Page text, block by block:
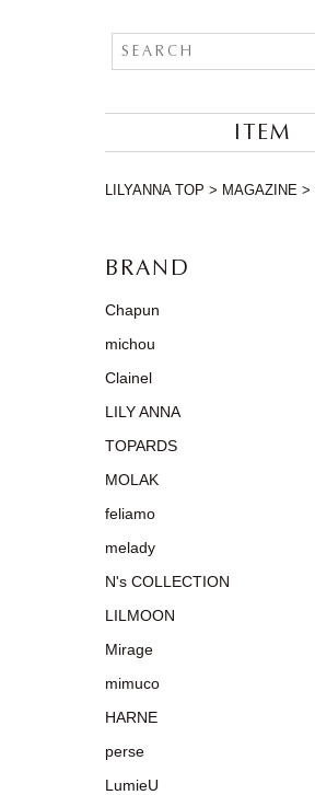
ITEM
LILYANNA TOP > MAGAZINE >
BRAND
Chapun
michou
Clainel
LILY ANNA
TOPARDS
MOLAK
feliamo
melady
N's COLLECTION
LILMOON
Mirage
mimuco
HARNE
perse
LumieU